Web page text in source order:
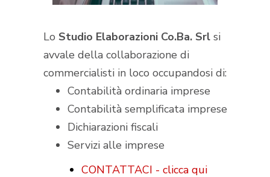
Lo Studio Elaborazioni Co.Ba. Srl si
avvale della collaborazione di
commercialisti in loco occupandosi di:
Contabilità ordinaria imprese
Contabilità semplificata imprese
Dichiarazioni fiscali
Servizi alle imprese
CONTATTACI - clicca qui